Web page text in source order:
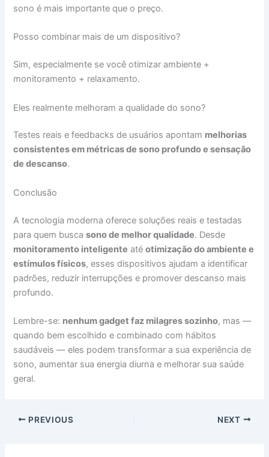
sono é mais importante que o preço.
Posso combinar mais de um dispositivo?
Sim, especialmente se você otimizar ambiente +
monitoramento + relaxamento.
Eles realmente melhoram a qualidade do sono?
Testes reais e feedbacks de usuários apontam melhorias
consistentes em métricas de sono profundo e sensação
de descanso.
Conclusão
A tecnologia moderna oferece soluções reais e testadas
para quem buscasono de melhor qualidade. Desde
monitoramento inteligente atéotimização do ambiente e
estímulos físicos, esses dispositivos ajudam a identificar
padrões, reduzir interrupções e promover descanso mais
profundo.
Lembre-se: nenhum gadget faz milagres sozinho, mas —
quando bem escolhido e combinado com hábitos
saudáveis — eles podem transformar a sua experiência de
sono, aumentar sua energia diurna e melhorar sua saúde
geral.
PREVIOUS NEXT